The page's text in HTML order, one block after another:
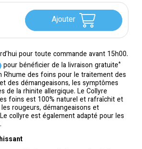
Rhume des foins pour le traitement des
des démangeaisons, les symptômes
de la rhinite allergique. Le Collyre
foins est 100% naturel et rafraîchit et
rougeurs, démangeaisons et
collyre est également adapté pour les
Ajouter
pour toute commande avant 15h00.
pour bénéficier de la livraison gratuite*